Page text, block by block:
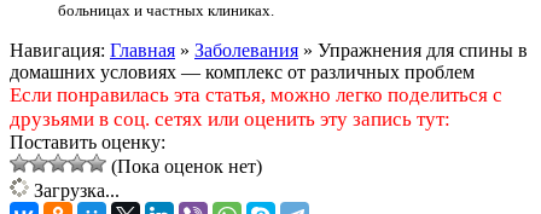
больницах и частных клиниках.
Навигация: Главная » Заболевания » Упражнения для спины в
домашних условиях — комплекс от различных проблем
Если понравилась эта статья, можно легко поделиться с
друзьями в соц. сетях или оценить эту запись тут:
Поставить оценку:
(Пока оценок нет)
Загрузка...